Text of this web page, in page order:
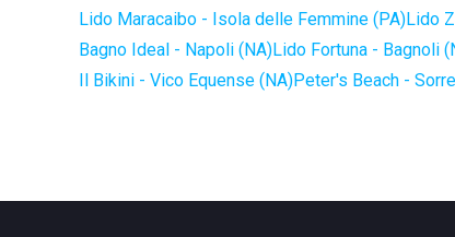
Lido Maracaibo - Isola delle Femmine (PA)Lido
Bagno Ideal - Napoli (NA)Lido Fortuna - Bagnoli
Il Bikini - Vico Equense (NA)Peter's Beach -